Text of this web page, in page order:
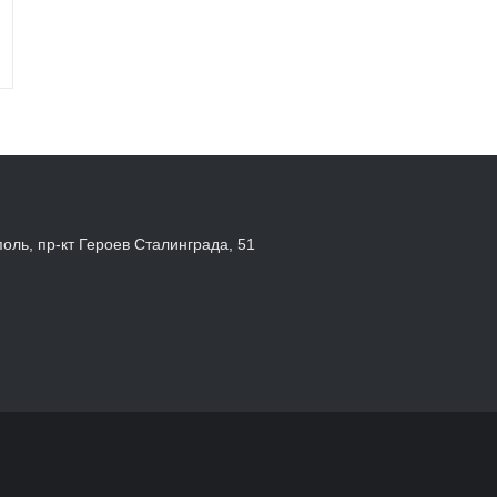
пр-кт Героев Сталинграда, 51